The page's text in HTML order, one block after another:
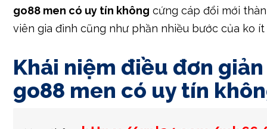
go88 men có uy tín không cứng cáp đổi mới
viên gia đình cũng như phần nhiều bước của ko
Khái niệm điều đơn
go88 men có uy tín